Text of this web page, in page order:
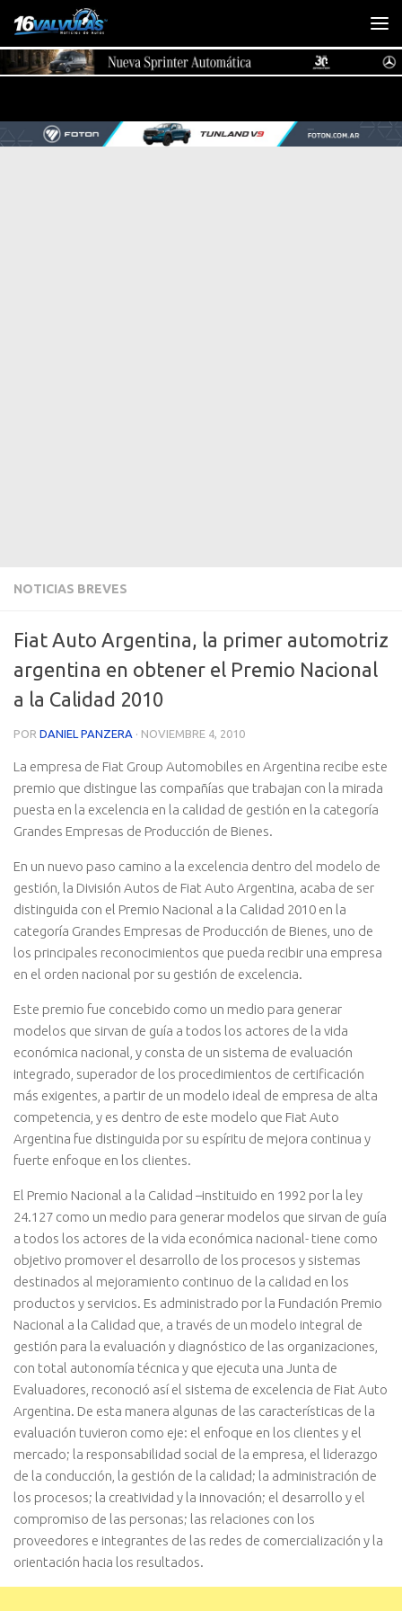
Saltar al contenido
NOTICIAS BREVES
Fiat Auto Argentina, la primer automotriz
argentina en obtener el Premio Nacional
a la Calidad 2010
POR DANIEL PANZERA · NOVIEMBRE 4, 2010
La empresa de Fiat Group Automobiles en Argentina recibe este
premio que distingue las compañías que trabajan con la mirada
puesta en la excelencia en la calidad de gestión en la categoría
Grandes Empresas de Producción de Bienes.
En un nuevo paso camino a la excelencia dentro del modelo de
gestión, la División Autos de Fiat Auto Argentina, acaba de ser
distinguida con el Premio Nacional a la Calidad 2010 en la
categoría Grandes Empresas de Producción de Bienes, uno de
los principales reconocimientos que pueda recibir una empresa
en el orden nacional por su gestión de excelencia.
Este premio fue concebido como un medio para generar
modelos que sirvan de guía a todos los actores de la vida
económica nacional, y consta de un sistema de evaluación
integrado, superador de los procedimientos de certificación
más exigentes, a partir de un modelo ideal de empresa de alta
competencia, y es dentro de este modelo que Fiat Auto
Argentina fue distinguida por su espíritu de mejora continua y
fuerte enfoque en los clientes.
El Premio Nacional a la Calidad –instituido en 1992 por la ley
24.127 como un medio para generar modelos que sirvan de guía
a todos los actores de la vida económica nacional- tiene como
objetivo promover el desarrollo de los procesos y sistemas
destinados al mejoramiento continuo de la calidad en los
productos y servicios. Es administrado por la Fundación Premio
Nacional a la Calidad que, a través de un modelo integral de
gestión para la evaluación y diagnóstico de las organizaciones,
con total autonomía técnica y que ejecuta una Junta de
Evaluadores, reconoció así el sistema de excelencia de Fiat Auto
Argentina. De esta manera algunas de las características de la
evaluación tuvieron como eje: el enfoque en los clientes y el
mercado; la responsabilidad social de la empresa, el liderazgo
de la conducción, la gestión de la calidad; la administración de
los procesos; la creatividad y la innovación; el desarrollo y el
compromiso de las personas; las relaciones con los
proveedores e integrantes de las redes de comercialización y la
orientación hacia los resultados.